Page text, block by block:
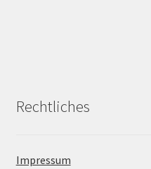
Rechtliches
Impressum